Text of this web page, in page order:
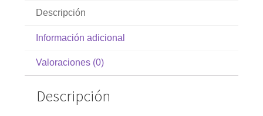
Descripción
Información adicional
Valoraciones (0)
Descripción